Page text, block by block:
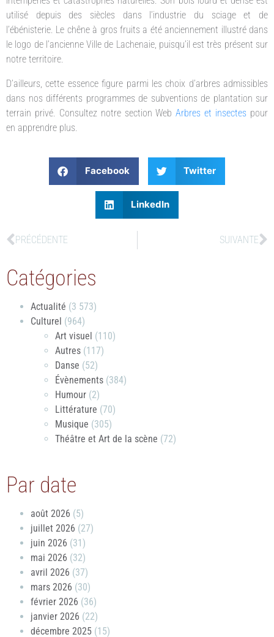
utilisé depuis des siècles dans l’industrie du sciage et de
l’ébénisterie. Le chêne à gros fruits a été anciennement illustré dans
le logo de l’ancienne Ville de Lachenaie, puisqu’il est très présent sur
notre territoire.
D’ailleurs, cette essence figure parmi les choix d’arbres admissibles
dans nos différents programmes de subventions de plantation sur
terrain privé. Consultez notre section WebArbres et insectes pour
en apprendre plus.
Facebook Twitter
LinkedIn
PRÉCÉDENTE SUIVANTE
Catégories
Actualité (3 573)
Culturel (964)
Art visuel (110)
Autres (117)
Danse (52)
Évènements (384)
Humour (2)
Littérature (70)
Musique (305)
Théâtre et Art de la scène (72)
Par date
août 2026 (5)
juillet 2026 (27)
juin 2026 (31)
mai 2026 (32)
avril 2026 (37)
mars 2026 (30)
février 2026 (36)
janvier 2026 (22)
décembre 2025 (15)